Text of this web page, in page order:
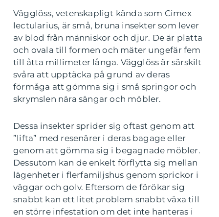
Vägglöss, vetenskapligt kända som Cimex
lectularius, är små, bruna insekter som lever
av blod från människor och djur. De är platta
och ovala till formen och mäter ungefär fem
till åtta millimeter långa. Vägglöss är särskilt
svåra att upptäcka på grund av deras
förmåga att gömma sig i små springor och
skrymslen nära sängar och möbler.
Dessa insekter sprider sig oftast genom att
”lifta” med resenärer i deras bagage eller
genom att gömma sig i begagnade möbler.
Dessutom kan de enkelt förflytta sig mellan
lägenheter i flerfamiljshus genom sprickor i
väggar och golv. Eftersom de förökar sig
snabbt kan ett litet problem snabbt växa till
en större infestation om det inte hanteras i